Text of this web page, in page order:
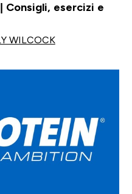
Consigli, esercizi e
WILCOCK